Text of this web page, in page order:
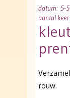
datum: 5-
aantal
rouw.